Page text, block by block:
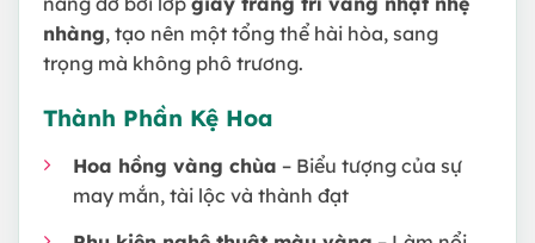
nhàng, tạo nên một tổng thể hài hòa, sang
trọng mà không phô trương.
Thành Phần Kệ Hoa
Hoa hồng vàng chùa – Biểu tượng của sự
may mắn, tài lộc và thành đạt